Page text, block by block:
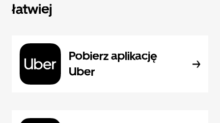
łatwiej
Pobierz aplikację
Uber